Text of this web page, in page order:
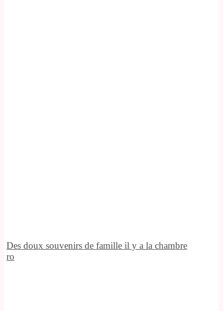
Des doux souvenirs de famille il y a la chambre
ro